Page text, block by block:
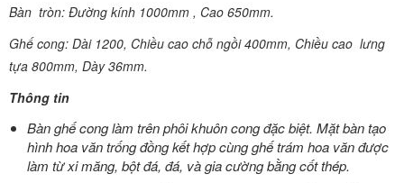
Bàn tròn: Đường kính 1000mm , Cao 650mm.
Ghế cong: Dài 1200, Chiều cao chỗ ngồi 400mm, Chiều cao lưng
tựa 800mm, Dày 36mm.
Thông tin
Bàn ghế cong làm trên phôi khuôn cong đặc biệt. Mặt bàn tạo
hình hoa văn trống đồng kết hợp cùng ghế trám hoa văn được
làm từ xi măng, bột đá, đá, và gia cường bằng cốt thép.